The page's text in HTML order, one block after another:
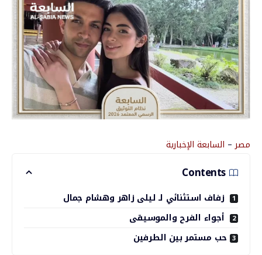
مصر– السابعة الإخبارية
Contents
زفاف استثنائي لـ ليلى زاهر وهشام جمال
أجواء الفرح والموسيقى
حب مستمر بين الطرفين